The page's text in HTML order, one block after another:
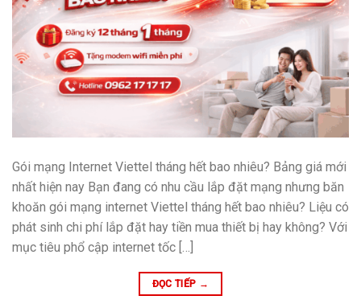
Gói mạng Internet Viettel tháng hết bao nhiêu? Bảng giá mới
nhất hiện nay Bạn đang có nhu cầu lắp đặt mạng nhưng băn
khoăn gói mạng internet Viettel tháng hết bao nhiêu? Liệu có
phát sinh chi phí lắp đặt hay tiền mua thiết bị hay không? Với
mục tiêu phổ cập internet tốc […]
ĐỌC TIẾP →